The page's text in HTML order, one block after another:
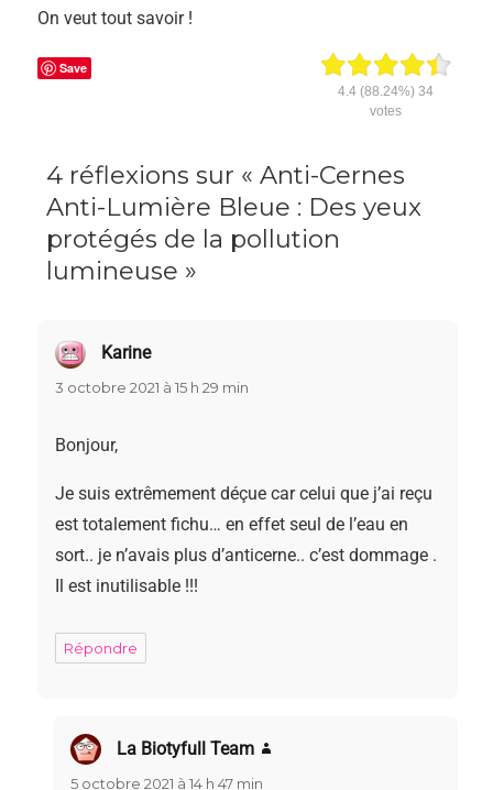
On veut tout savoir !
4.4 (88.24%)34
votes
Save
4 réflexions sur « Anti-Cernes
Anti-Lumière Bleue : Des yeux
protégés de la pollution
lumineuse »
Karinedit :
3 octobre 2021 à 15 h 29 min
Bonjour,
Je suis extrêmement déçue car celui que j’ai reçu
est totalement fichu… en effet seul de l’eau en
sort.. je n’avais plus d’anticerne.. c’est dommage .
Il est inutilisable !!!
Répondre
La Biotyfull Team
5 octobre 2021 à 14 h 47 min